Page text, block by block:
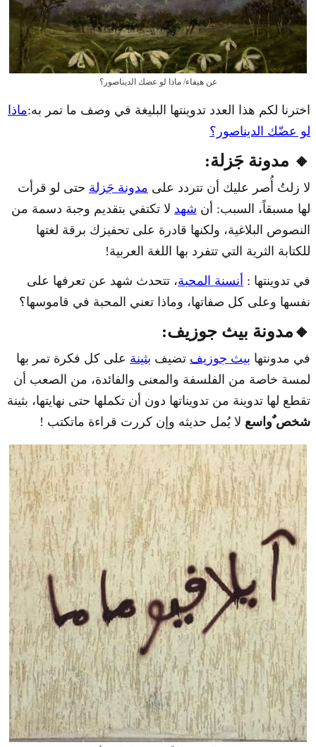
عن هيفاء/ ماذا لو عضك الديناصور؟
اخترنا لكم هذا العدد تدوينتها البليغة في وصف ما تمر به:ماذا
لو عضّك الديناصور؟
🔸 مدونة جَزلة:
لا زلتُ أُصر عليك أن تتردد على مدونة جَزلة حتى لو قرأت
لها مسبقاً، السبب: أن شهد لا تكتفي بتقديم وجبة دسمة من
النصوص البلاغية، ولكنها قادرة على تحفيزك برقة لغتها
للكتابة الثرية التي تتفرد بها اللغة العربية!
في تدوينتها : أنسنة المحبة، تتحدث شهد عن تعرفها على
نفسها وعلى كل صفاتها، وماذا تعني المحبة في قاموسها؟
🔸مدونة بيث جوزيف:
في مدونتها بيث جوزيف تضيف بثينة على كل فكرة تمر بها
لمسة خاصة من الفلسفة والمعنى والفائدة، من الصعب أن
تقطع لها تدوينة من تدويناتها دون أن تكملها حتى نهايتها، بثينة
شخص ٌواسع لا يُمل حديثه وإن كررت قراءة ماتكتب !